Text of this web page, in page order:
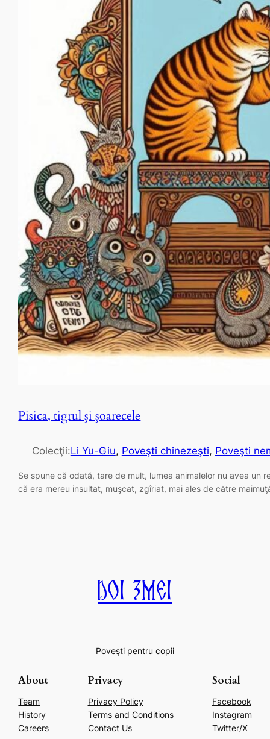
Pisica, tigrul şi şoarecele
Colecţii:Li Yu-Giu, Poveşti chinezeşti, Poveşti
Se spune că odată, tare de mult, lumea animalelor nu avea
că era mereu insultat, muşcat, zgîriat, mai ales de către
Doi Zmei
Poveşti pentru copii
About
Team
History
Careers
Privacy
Privacy Policy
Terms and Conditions
Contact Us
Social
Facebook
Instagram
Twitter/X